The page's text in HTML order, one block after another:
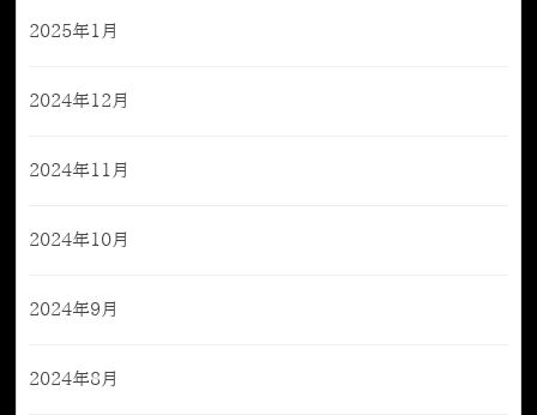
2025年1月
2024年12月
2024年11月
2024年10月
2024年9月
2024年8月